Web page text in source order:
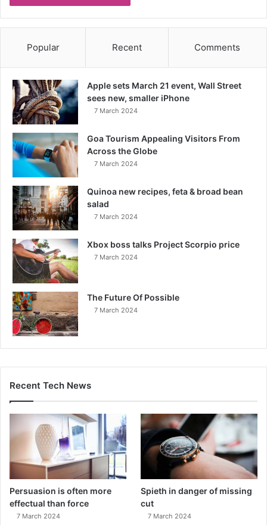
Popular Recent Comments
Apple sets March 21 event, Wall Street
sees new, smaller iPhone
7 March 2024
Goa Tourism Appealing Visitors From
Across the Globe
7 March 2024
Quinoa new recipes, feta & broad bean
salad
7 March 2024
Xbox boss talks Project Scorpio price
7 March 2024
The Future Of Possible
7 March 2024
Recent Tech News
Persuasion is often more
effectual than force
7 March 2024
Spieth in danger of missing
cut
7 March 2024